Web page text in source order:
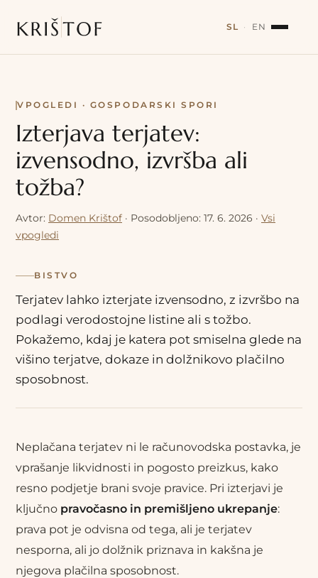
SL · EN
VPOGLEDI · GOSPODARSKI SPORI
Izterjava terjatev:
izvensodno, izvršba ali
tožba?
Avtor: Domen Krištof · Posodobljeno: 17. 6. 2026 · Vsi
vpogledi
BISTVO
Terjatev lahko izterjate izvensodno, z izvršbo na
podlagi verodostojne listine ali s tožbo.
Pokažemo, kdaj je katera pot smiselna glede na
višino terjatve, dokaze in dolžnikovo plačilno
sposobnost.
Neplačana terjatev ni le računovodska postavka, je
vprašanje likvidnosti in pogosto preizkus, kako
resno podjetje brani svoje pravice. Pri izterjavi je
ključno pravočasno in premišljeno ukrepanje:
prava pot je odvisna od tega, ali je terjatev
nesporna, ali jo dolžnik priznava in kakšna je
njegova plačilna sposobnost.